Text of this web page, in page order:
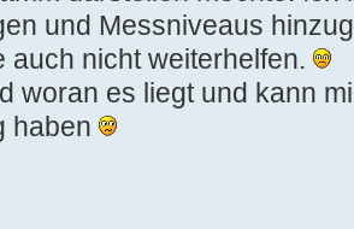
und Messniveaus
auch nicht weiterhelfen.
woran es liegt und kann
haben